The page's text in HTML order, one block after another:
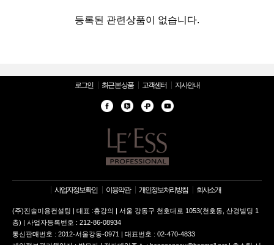
등록된 관련상품이 없습니다.
로그인 최근 본 상품 고객센터 지사안내
사업자정보확인 이용약관 개인정보처리방침 회사소개
(주)진솔미용컨설팅 | 대표 :홍강의 | 서울 강동구 천호대로 1053(천호동, 산경빌딩 1
층) | 사업자등록번호 : 212-86-08934
통신판매번호 : 2012-서울강동-0971 | 대표번호 : 02-470-4833